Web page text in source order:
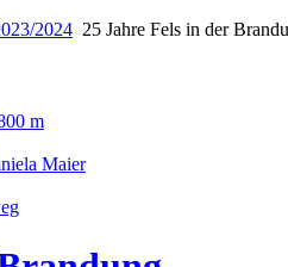
2024 25 Jahre Fels in der
m
Maier